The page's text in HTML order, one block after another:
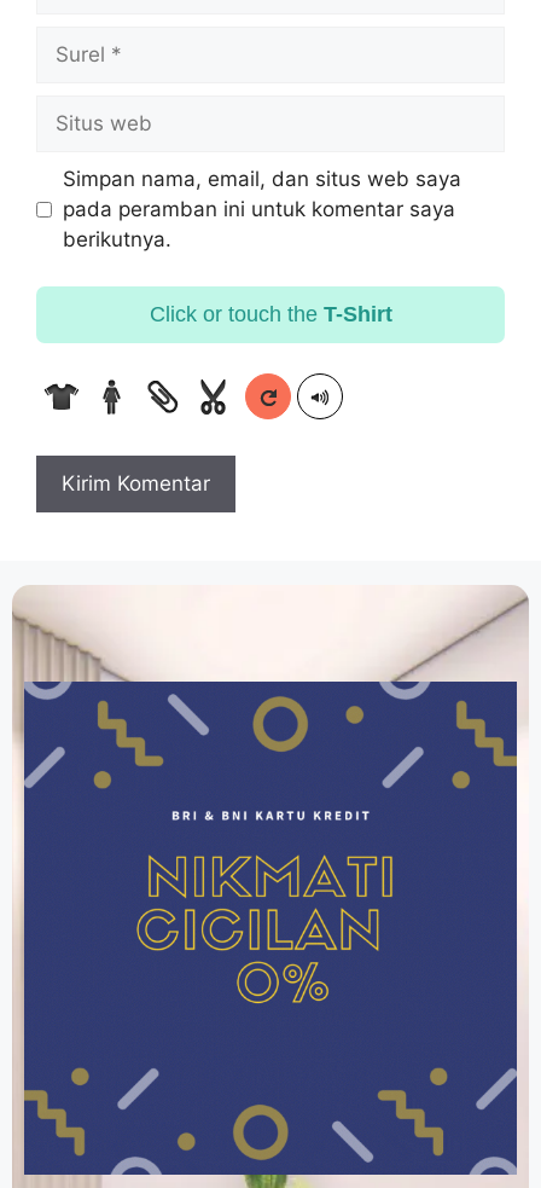
Simpan nama, email, dan situs web saya
pada peramban ini untuk komentar saya
berikutnya.
Click or touch the T-Shirt